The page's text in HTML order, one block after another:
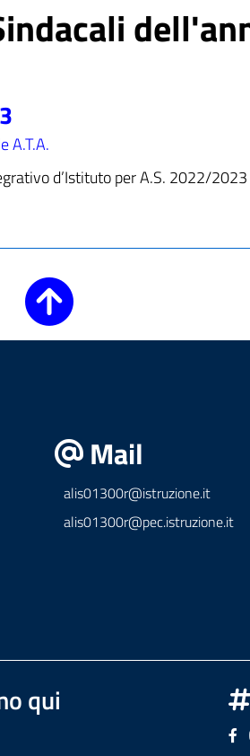
A.T.A.
d’Istituto per A.S. 2022/2023
Mail
alis01300r@istruzione.it
alis01300r@pec.istruzione.it
qui